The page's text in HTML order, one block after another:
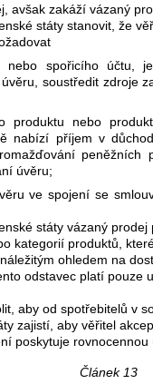
avšak zakáží vázaný
státy stanovit, že
spořicího účtu,
soustředit zdroje
produktu nebo
nabízí příjem v
úvěru;
ve spojení se
státy vázaný
kategorií produktů,
ohledem na
odstavec platí
aby od spotřebitelů v
zajistí, aby věřitel
poskytuje
Článek 13